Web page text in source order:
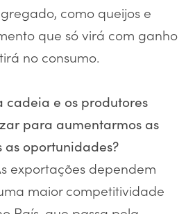
como queijos e
que só virá com ganho
no consumo.
cadeia e os produtores
para aumentarmos as
as oportunidades?
exportações dependem
maior competitividade